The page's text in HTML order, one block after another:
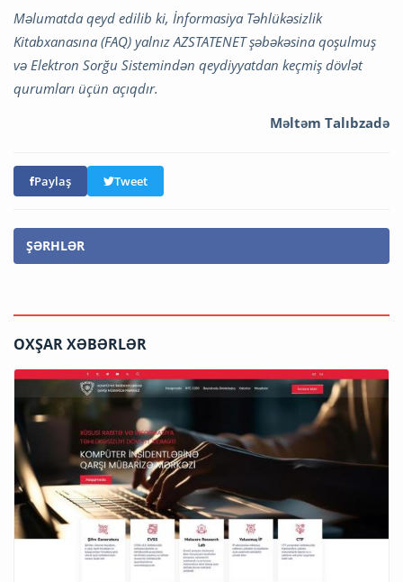
Məlumatda qeyd edilib ki, İnformasiya Təhlükəsizlik
Kitabxanasına (FAQ) yalnız AZSTATENET şəbəkəsina qoşulmuş
və Elektron Sorğu Sistemindən qeydiyyatdan keçmiş dövlət
qurumları üçün açıqdır.
Məltəm Talıbzadə
Paylaş Tweet
ŞƏRHLƏR
OXŞAR XƏBƏRLƏR